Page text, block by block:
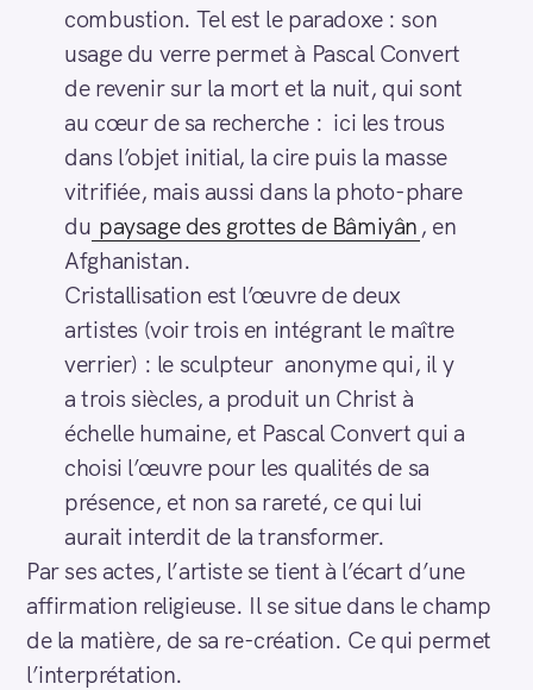
combustion. Tel est le paradoxe : son
usage du verre permet à Pascal Convert
de revenir sur la mort et la nuit, qui sont
au cœur de sa recherche : ici les trous
dans l’objet initial, la cire puis la masse
vitrifiée, mais aussi dans la photo-phare
du paysage des grottes de Bâmiyân , en
Afghanistan.
Cristallisation est l’œuvre de deux
artistes (voir trois en intégrant le maître
verrier) : le sculpteur anonyme qui, il y
a trois siècles, a produit un Christ à
échelle humaine, et Pascal Convert qui a
choisi l’œuvre pour les qualités de sa
présence, et non sa rareté, ce qui lui
aurait interdit de la transformer.
Par ses actes, l’artiste se tient à l’écart d’une
affirmation religieuse. Il se situe dans le champ
de la matière, de sa re-création. Ce qui permet
l’interprétation.